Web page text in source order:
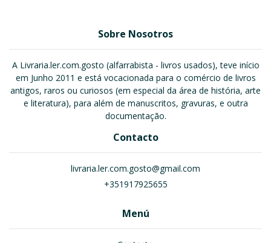
Sobre Nosotros
A Livraria.ler.com.gosto (alfarrabista - livros usados), teve início
em Junho 2011 e está vocacionada para o comércio de livros
antigos, raros ou curiosos (em especial da área de história, arte
e literatura), para além de manuscritos, gravuras, e outra
documentação.
Contacto
livraria.ler.com.gosto@gmail.com
+351917925655
Menú